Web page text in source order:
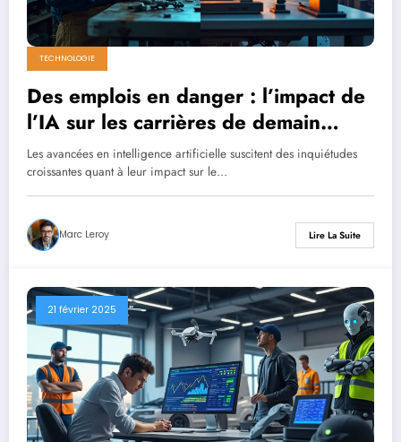
TECHNOLOGIE
Des emplois en danger : l’impact de
l’IA sur les carrières de demain
selon une récente étude
Les avancées en intelligence artificielle suscitent des inquiétudes
croissantes quant à leur impact sur le…
Marc Leroy Lire La Suite
21 février 2025